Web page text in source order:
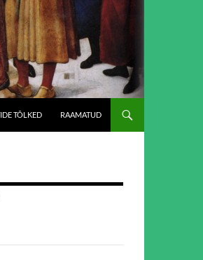
TÕLKED RAAMATUD